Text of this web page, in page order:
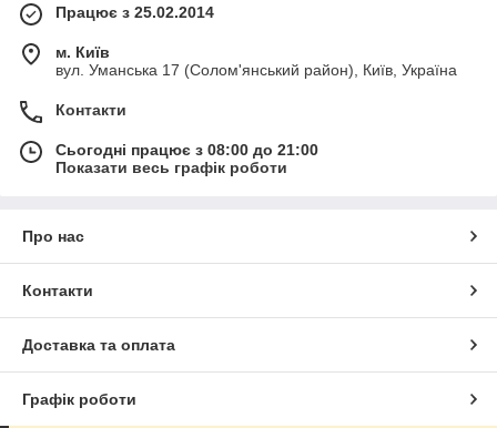
Працює з 25.02.2014
м. Київ
вул. Уманська 17 (Солом'янський район), Київ, Україна
Контакти
Сьогодні працює з 08:00 до 21:00
Показати весь графік роботи
Про нас
Контакти
Доставка та оплата
Графік роботи